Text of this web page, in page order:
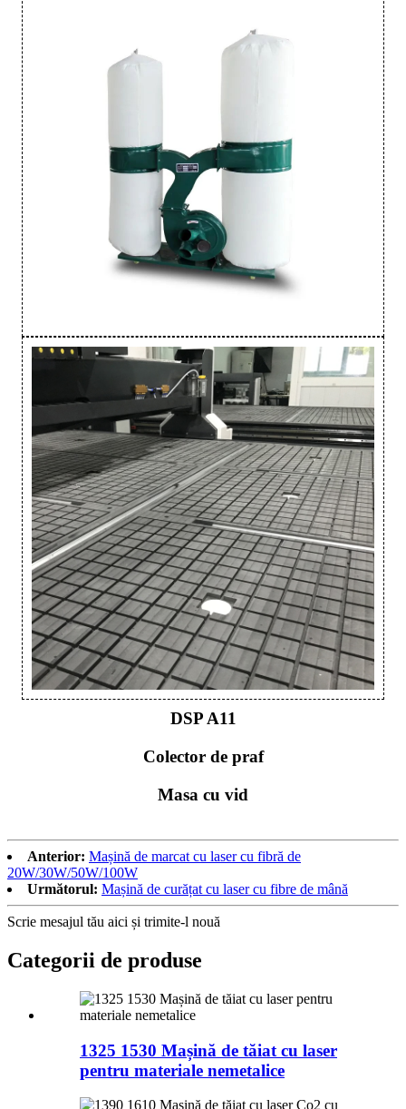
DSP A11
Colector de praf
Masa cu vid
Anterior: Mașină de marcat cu laser cu fibră de
20W/30W/50W/100W
Următorul: Mașină de curățat cu laser cu fibre de mână
Scrie mesajul tău aici și trimite-l nouă
Categorii de produse
1325 1530 Mașină de tăiat cu laser
pentru materiale nemetalice